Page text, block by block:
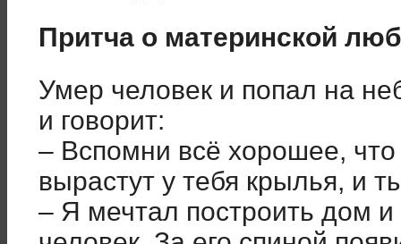
Притча о материнской
Умер человек и попал на
и говорит:
– Вспомни всё хорошее,
вырастут у тебя крылья, и
– Я мечтал построить дом